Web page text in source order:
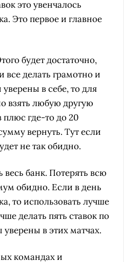
это увенчалось
Это первое и главное
будет достаточно,
все делать грамотно и
в себе, то для
взять любую другую
плюс где-то до 20
вернуть. Тут если
не так обидно.
весь банк. Потерять всю
обидно. Если в день
то использовать лучше
делать пять ставок по
уверены в этих матчах.
командах и